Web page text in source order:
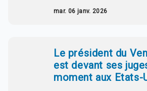
mar. 06 janv. 2026
Le président du
est devant ses
moment aux Etats-